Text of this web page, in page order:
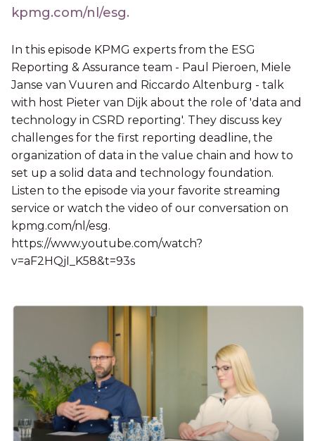
kpmg.com/nl/esg.
In this episode KPMG experts from the ESG
Reporting & Assurance team - Paul Pieroen, Miele
Janse van Vuuren and Riccardo Altenburg - talk
with host Pieter van Dijk about the role of 'data and
technology in CSRD reporting'. They discuss key
challenges for the first reporting deadline, the
organization of data in the value chain and how to
set up a solid data and technology foundation.
Listen to the episode via your favorite streaming
service or watch the video of our conversation on
kpmg.com/nl/esg.
https://www.youtube.com/watch?
v=aF2HQjI_K58&t=93s